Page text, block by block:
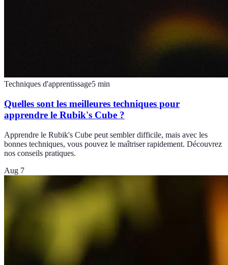
Techniques d'apprentissage5 min
Quelles sont les meilleures techniques pour
apprendre le Rubik's Cube ?
Apprendre le Rubik's Cube peut sembler difficile, mais avec les
bonnes techniques, vous pouvez le maîtriser rapidement. Découvrez
nos conseils pratiques.
Aug 7